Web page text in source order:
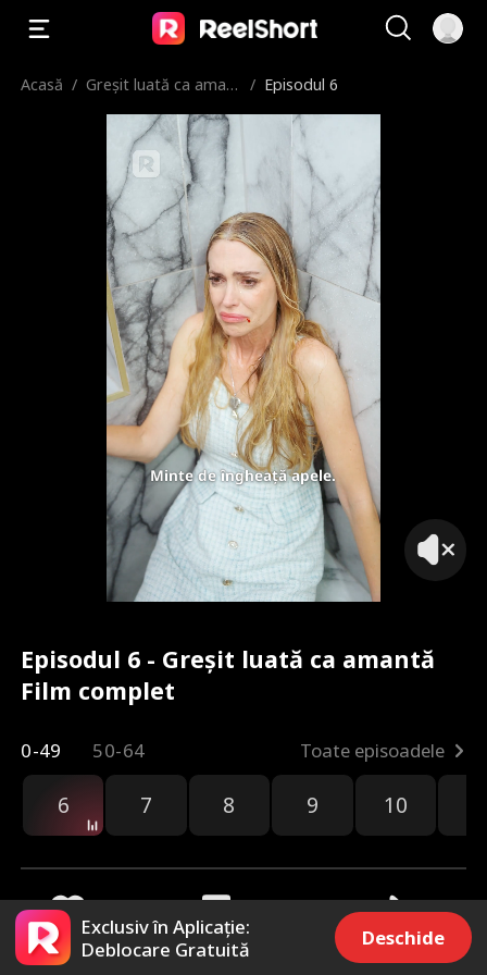
Acasă / Greșit luată ca amant
/ Episodul 6
Minte de îngheață apele.
Episodul 6 - Greșit luată ca amantă
Film complet
0-49 50-64 Toate episoadele
6 7 8 9 10
451 8.5k Distribuie
Exclusiv în Aplicație:
Deblocare Gratuită
Deschide